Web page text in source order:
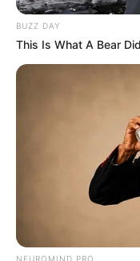
Pronostic PMU
jour le Turf
Aisne Nouvelle : 3 –
Bilto : 4 – 10 – 1 – 8 –
Centre Presse Poitiers
Charente Libre : 4 –
Europe 1 : 1 – 3 – 10 –
L’Echo du Centre : 4 –
L’Eveil : 4 – 1 – 8 – 3 –
L’indépendant : 8 –
L’Yonne Républicaine
BUZZ DAY
This Is What A Bear
NEUROMIND PRO